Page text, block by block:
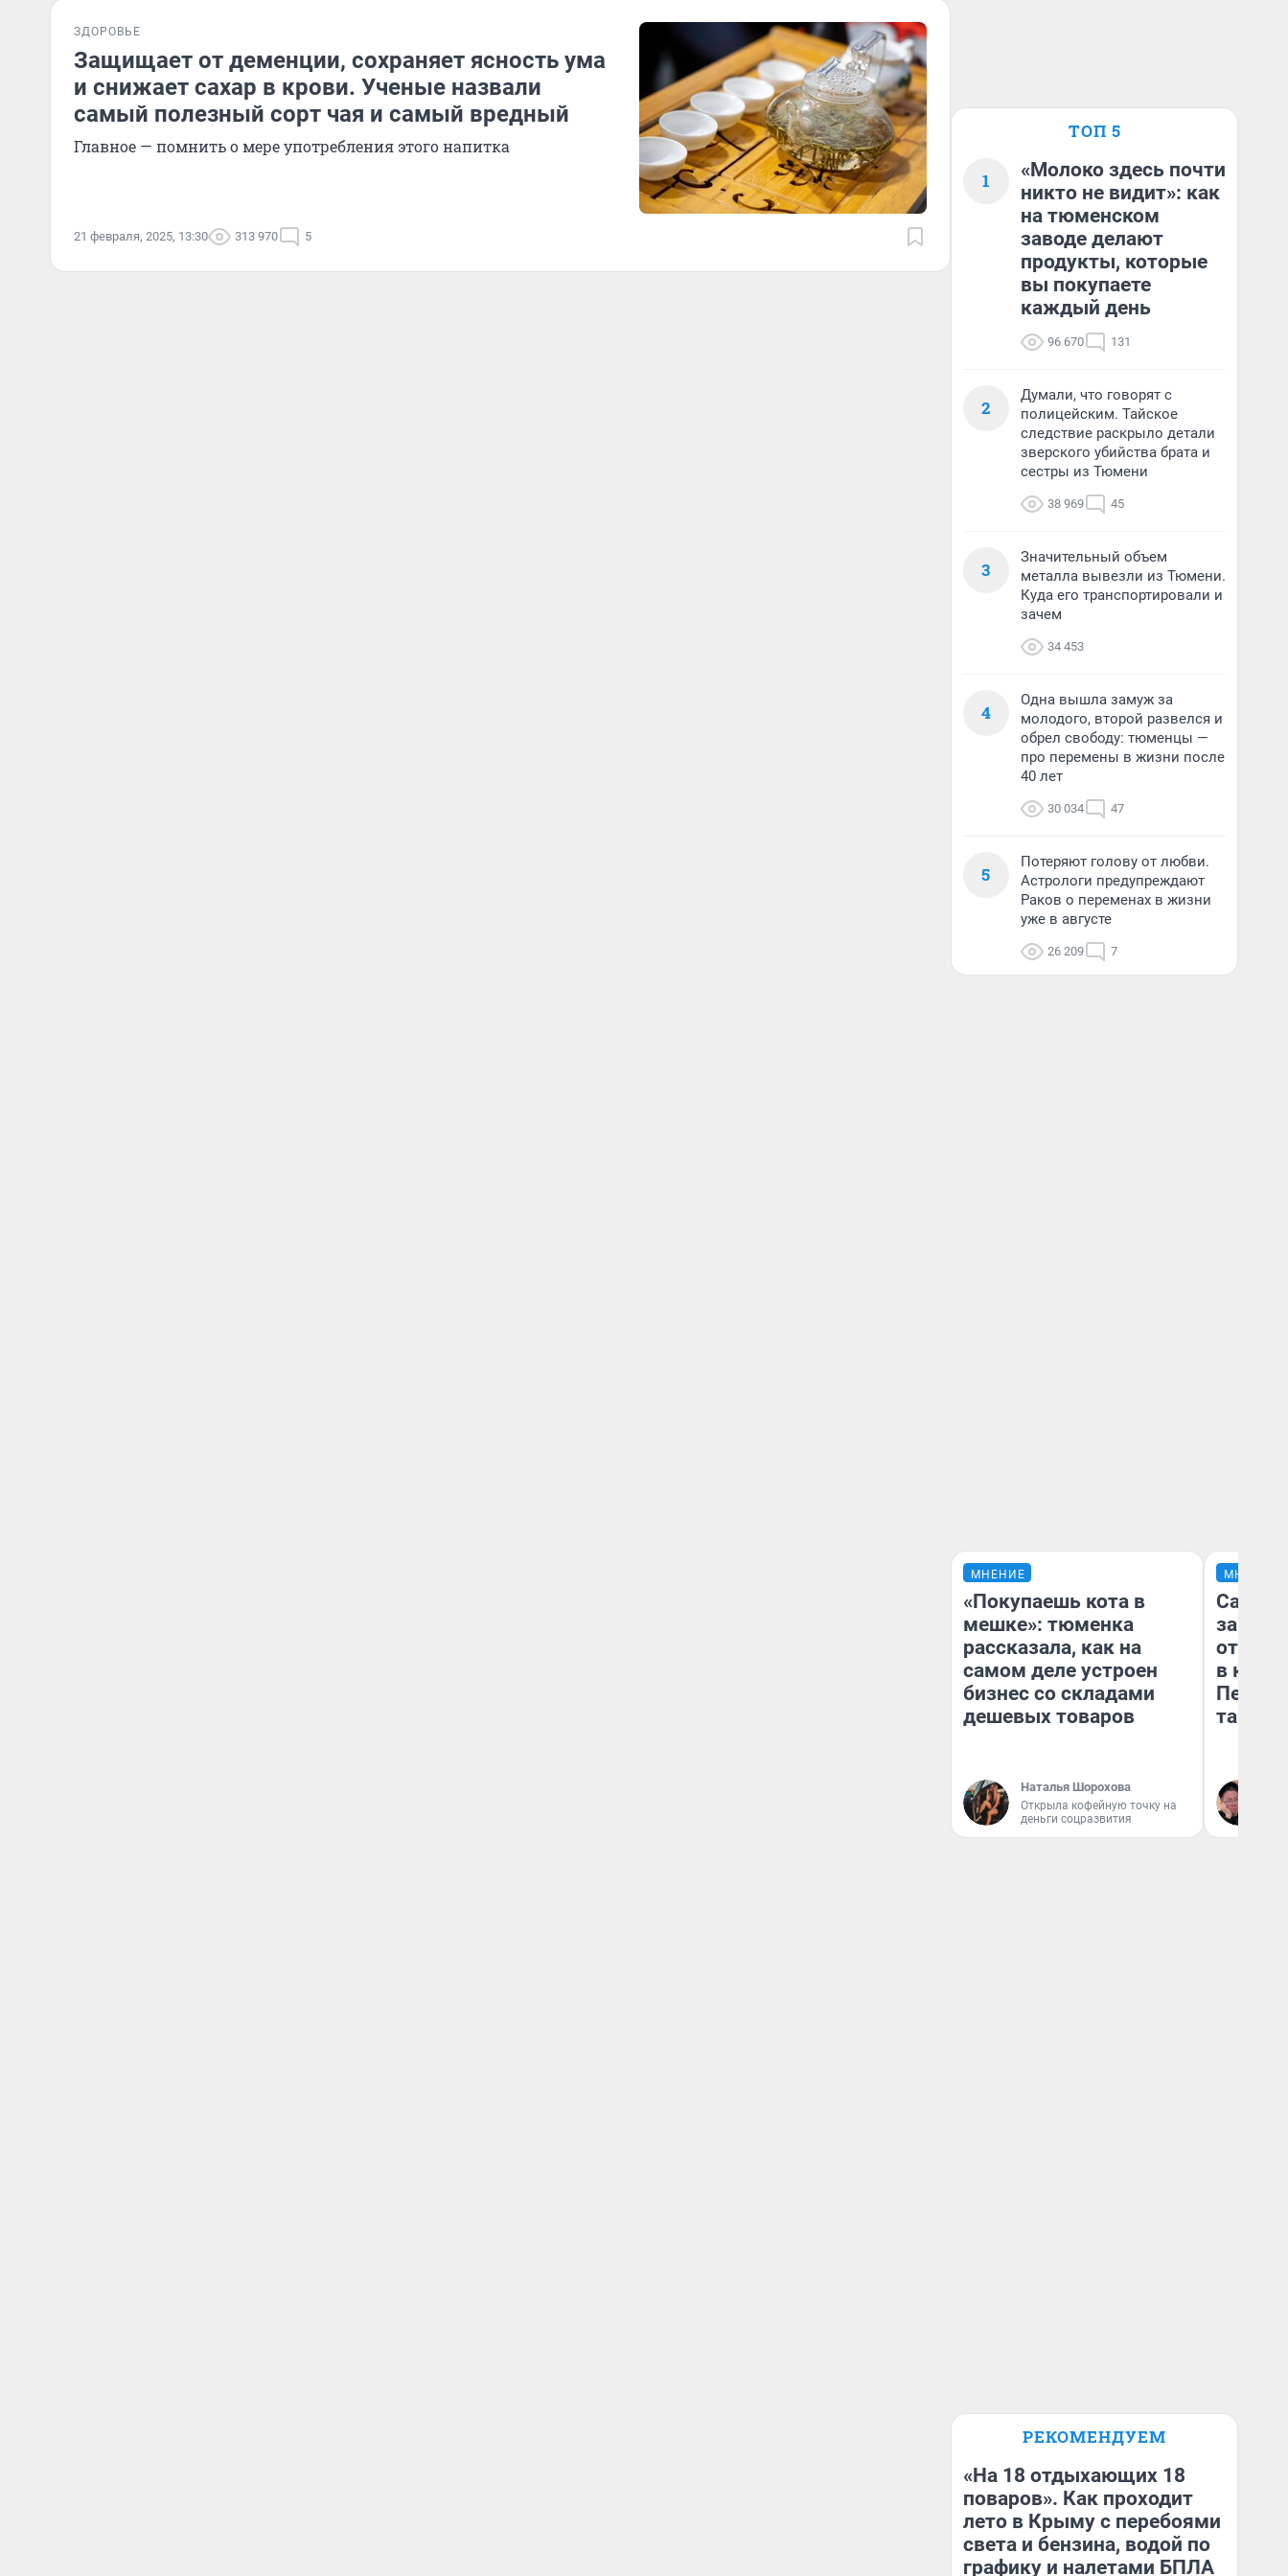
ЗДОРОВЬЕ
Защищает от деменции, сохраняет ясность ума
и снижает сахар в крови. Ученые назвали
самый полезный сорт чая и самый вредный
Главное — помнить о мере употребления этого напитка
21 февраля, 2025, 13:30 313 970 5
ТОП 5
1
«Молоко здесь почти
никто не видит»: как
на тюменском
заводе делают
продукты, которые
вы покупаете
каждый день
96 670 131
2
Думали, что говорят с
полицейским. Тайское
следствие раскрыло детали
зверского убийства брата и
сестры из Тюмени
38 969 45
3
Значительный объем
металла вывезли из Тюмени.
Куда его транспортировали и
зачем
34 453
4
Одна вышла замуж за
молодого, второй развелся и
обрел свободу: тюменцы —
про перемены в жизни после
40 лет
30 034 47
5
Потеряют голову от любви.
Астрологи предупреждают
Раков о переменах в жизни
уже в августе
26 209 7
МНЕНИЕ
«Покупаешь кота в
мешке»: тюменка
рассказала, как на
самом деле устроен
бизнес со складами
дешевых товаров
Наталья Шорохова
Открыла кофейную точку на
деньги соцразвития
МНЕНИЕ
Самая
в
там
РЕКОМЕНДУЕМ
«На 18 отдыхающих 18
поваров». Как проходит
лето в Крыму с перебоями
света и бензина, водой по
графику и налетами БПЛА